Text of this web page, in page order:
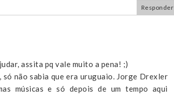
Responder
assita pq vale muito a pena! ;)
só não sabia que era uruguaio. Jorge Drexler
músicas e só depois de um tempo aqui